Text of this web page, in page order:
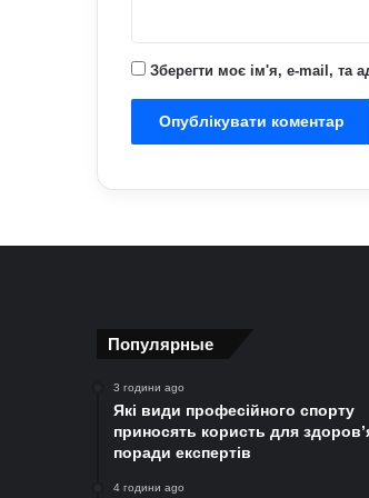
Зберегти моє ім'я, e-mail, та
Популярные
3 години ago
Які види професійного спорту
приносять користь для
поради експертів
4 години ago